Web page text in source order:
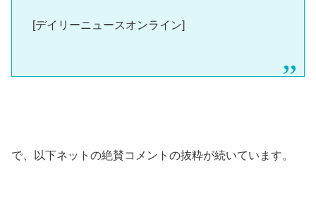
[デイリーニュースオンライン]
で、以下ネットの絶賛コメントの抜粋が続いています。